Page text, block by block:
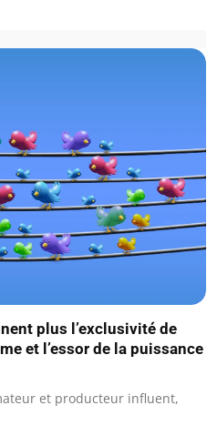
plus l’exclusivité de
et l’essor de la puissance
et producteur influent,